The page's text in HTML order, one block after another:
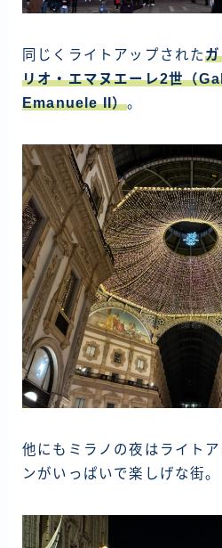
同じくライトアップされた
リオ・エマヌエーレ2世（
Emanuele II）。
他にもミラノの夜はライト
ンがいっぱいで楽しげな街。